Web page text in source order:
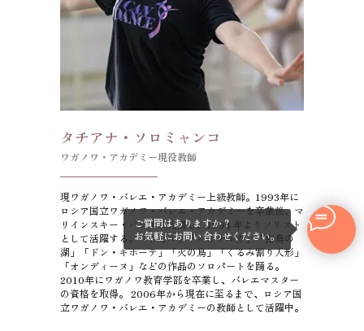
ご質問はありますか？
お気軽にお問い合わせください。
タチアナ・ソロミャンコ
ワガノワ・アカデミー現役教師
現ワガノワ・バレエ・アカデミー上級教師。1993年に
ロシア国立ワガノワ・バレエ・アカデミーを卒業後、マ
リインスキー・バレエに入団し、1994 年よりソリスト
として活躍する。「ジゼル」「バヤデルカ」「白鳥の
湖」「ドン・キホーテ」「火の鳥」「くるみ割り人形」
「オンディーヌ」などの作品のソロパートを踊る。
2010年にワガノワ教育学部を卒業し、バレエマスター
の資格を取得。 2006年から現在に至るまで、ロシア国
立ワガノワ・バレエ・アカデミーの教師として活躍中。